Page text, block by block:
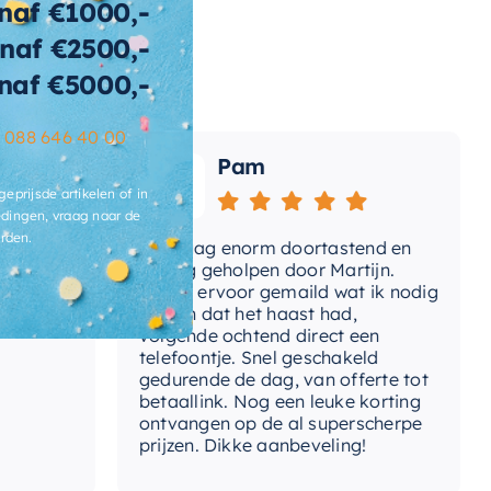
160 KG
afvoerplug Ja
2 jaar
sifon Nee, los bij te bestellen
Ja
3-4 weken
Pam
Vandaag enorm doortastend en
prettig geholpen door Martijn.
Avond ervoor gemaild wat ik nodig
had en dat het haast had,
volgende ochtend direct een
telefoontje. Snel geschakeld
gedurende de dag, van offerte tot
betaallink. Nog een leuke korting
ontvangen op de al superscherpe
prijzen. Dikke aanbeveling!
€1000,-
€2500,-
€5000,-
088 646 40 00
artikelen of in
vraag naar de